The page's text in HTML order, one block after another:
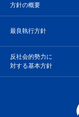
方針の概要
最良執行方針
反社会的勢力に
対する基本方針